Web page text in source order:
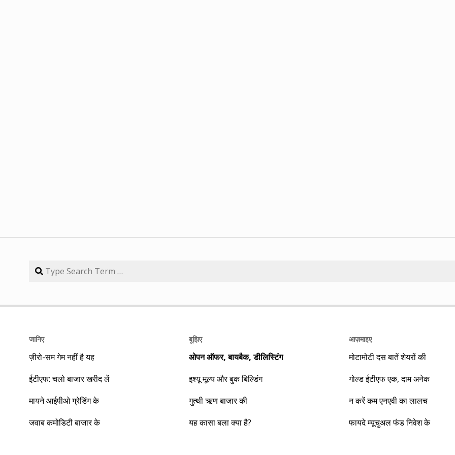
जानिए
ज़ीरो-सम गेम नहीं है यह
ईटीएफ: चलो बाजार खरीद लें
मायने आईपीओ ग्रेडिंग के
जवाब कमोडिटी बाजार के
बूझिए
ओपन ऑफर, बायबैक, डीलिस्टिंग
इश्यू मूल्य और बुक बिल्डिंग
गुत्थी ऋण बाजार की
यह कासा बला क्या है?
आज़माइए
मोटामोटी दस बातें शेयरों की
गोल्ड ईटीएफ एक, दाम अनेक
न करें कम एनएवी का लालच
फायदे म्यूचुअल फंड निवेश के